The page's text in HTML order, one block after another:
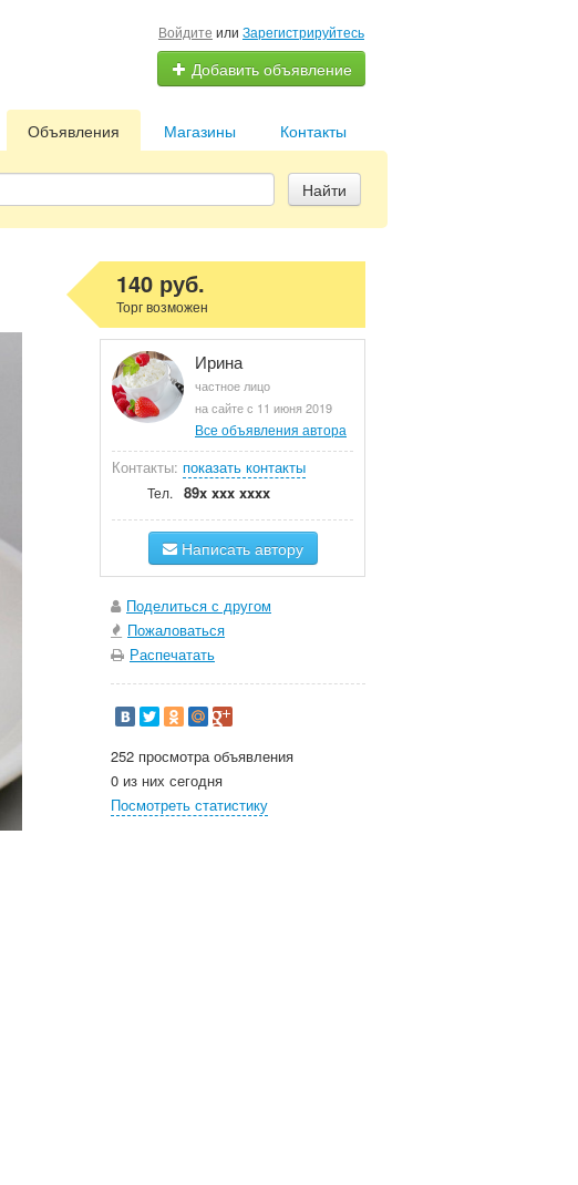
Войдите или Зарегистрируйтесь
Добавить объявление
Контакты
Магазины
Объявления
Найти
140 руб.
Торг возможен
Ирина
частное лицо
на сайте с 11 июня 2019
Все объявления автора
Контакты: показать контакты
Тел. 89x xxx xxxx
Написать автору
Поделиться с другом
Пожаловаться
Распечатать
252 просмотра объявления
0 из них сегодня
Посмотреть статистику